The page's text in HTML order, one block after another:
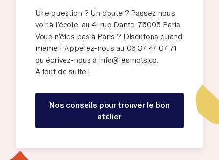
Une question ? Un doute ? Passez nous
voir à l’école, au 4, rue Dante, 75005 Paris.
Vous n’êtes pas à Paris ? Discutons quand
même ! Appelez-nous au 06 37 47 07 71
ou écrivez-nous à info@lesmots.co.
À tout de suite !
Nos conseils pour trouver le bon
atelier